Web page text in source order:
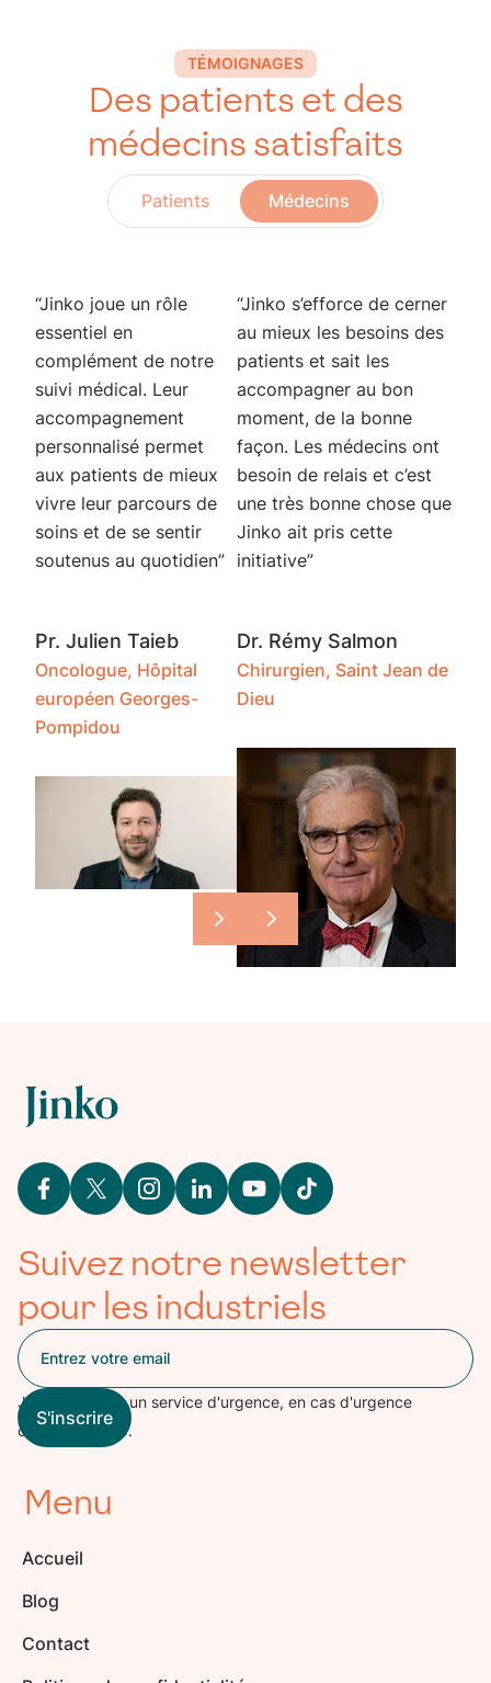
TÉMOIGNAGES
Des patients et des
médecins satisfaits
Patients Médecins
“Jinko joue un rôle
essentiel en
complément de notre
suivi médical. Leur
accompagnement
personnalisé permet
aux patients de mieux
vivre leur parcours de
soins et de se sentir
soutenus au quotidien”
Pr. Julien Taieb
Oncologue, Hôpital
européen Georges-
Pompidou
“Jinko s’efforce de cerner
au mieux les besoins des
patients et sait les
accompagner au bon
moment, de la bonne
façon. Les médecins ont
besoin de relais et c’est
une très bonne chose que
Jinko ait pris cette
initiative”
Dr. Rémy Salmon
Chirurgien, Saint Jean de
Dieu
Suivez notre newsletter
pour les industriels
Jinko n'est pas un service d'urgence, en cas d'urgence
contactez le 15.
Menu
Accueil
Blog
Contact